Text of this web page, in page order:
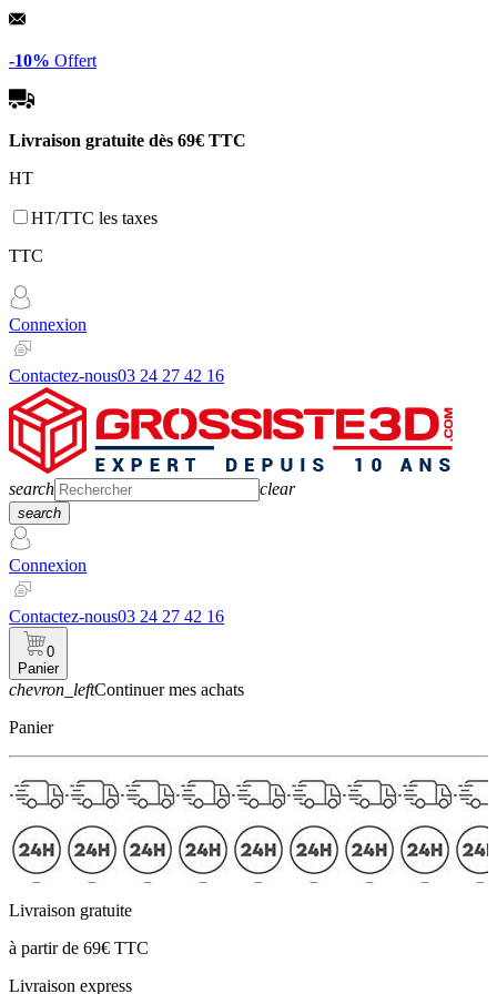
Panneau de gestion des cookies
-10% Offert
Livraison gratuite dès 69€ TTC
HT
HT/TTC les taxes
TTC
Connexion
Contactez-nous03 24 27 42 16
search clear
search
Connexion
Contactez-nous03 24 27 42 16
0
Panier
chevron_leftContinuer mes achats
Panier
Livraison gratuite
à partir de 69€ TTC
Livraison express